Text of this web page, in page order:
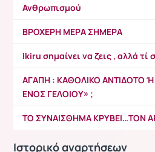
Ανθρωπισμού
ΒΡΟΧΕΡΗ ΜΕΡΑ ΣΗΜΕΡΑ
Ikiru σημαίνει να ζεις , αλλά τί
ΑΓΑΠΗ : ΚΑΘΟΛΙΚΟ ΑΝΤΙΔΟΤΟ
ΕΝΟΣ ΓΕΛΟΙΟΥ» ;
TO ΣΥΝΑΙΣΘΗΜΑ ΚΡΥΒΕΙ…ΤΟΝ
Ιστορικό αναρτήσεων